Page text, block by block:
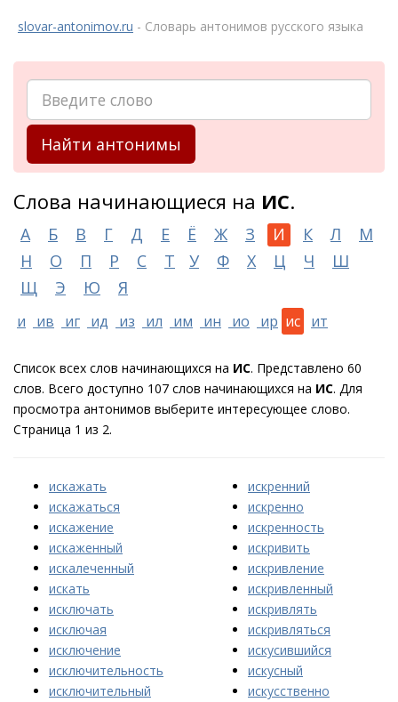
slovar-antonimov.ru - Словарь антонимов русского языка
Найти антонимы
Слова начинающиеся на ИС.
А Б В Г Д Е Ё Ж З И К Л
М
Н
О П Р С Т У Ф Х Ц Ч
Ш
Щ
Э Ю Я
и ив иг ид из ил им ин ио ир ис ит
Список всех слов начинающихся на ИС. Представлено 60
слов. Всего доступно 107 слов начинающихся на ИС. Для
просмотра антонимов выберите интересующее слово.
Страница 1 из 2.
искажать
искажаться
искажение
искаженный
искалеченный
искать
исключать
исключая
исключение
исключительность
исключительный
искренний
искренно
искренность
искривить
искривление
искривленный
искривлять
искривляться
искусившийся
искусный
искусственно